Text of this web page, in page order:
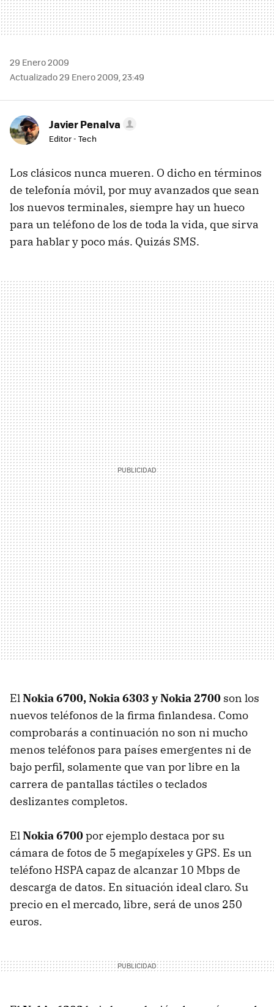
29 Enero 2009
Actualizado 29 Enero 2009, 23:49
Javier Penalva
Editor - Tech
Los clásicos nunca mueren. O dicho en términos
de telefonía móvil, por muy avanzados que sean
los nuevos terminales, siempre hay un hueco
para un teléfono de los de toda la vida, que sirva
para hablar y poco más. Quizás SMS.
ElNokia 6700, Nokia 6303 y Nokia 2700 son los
nuevos teléfonos de la firma finlandesa. Como
comprobarás a continuación no son ni mucho
menos teléfonos para países emergentes ni de
bajo perfil, solamente que van por libre en la
carrera de pantallas táctiles o teclados
deslizantes completos.
ElNokia 6700por ejemplo destaca por su
cámara de fotos de 5 megapíxeles y GPS. Es un
teléfono HSPAcapaz de alcanzar 10 Mbps de
descarga de datos. En situación ideal claro. Su
precio en el mercado, libre, será de unos 250
euros.